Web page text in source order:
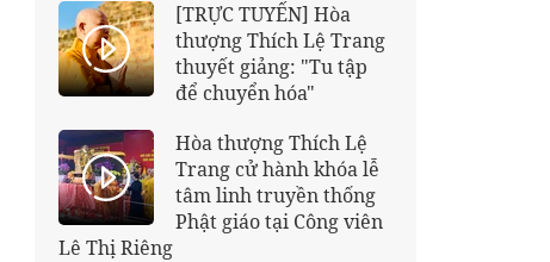
[TRỰC TUYẾN] Hòa
thượng Thích Lệ Trang
thuyết giảng: "Tu tập
để chuyển hóa"
Hòa thượng Thích Lệ
Trang cử hành khóa lễ
tâm linh truyền thống
Phật giáo tại Công viên
Lê Thị Riêng